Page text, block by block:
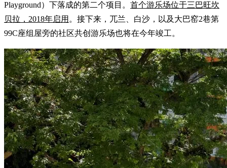
Playground）下落成的第二个项目。 首个游乐场位于三巴旺坎
贝拉，2018年启用 。接下来，兀兰、白沙，以及大巴窑2巷第
99C座组屋旁的社区共创游乐场也将在今年竣工。